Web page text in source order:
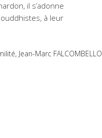
il s’adonne
à leur
, Jean-Marc FALCOMBELLO